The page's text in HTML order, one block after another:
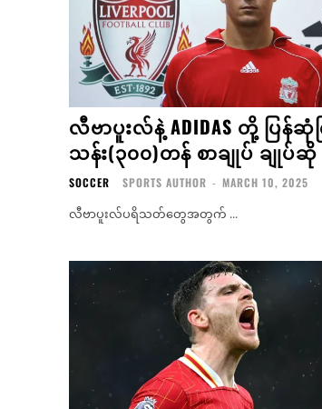
လီဗာပူးလ်နဲ့ ADIDAS တို့ ပြန်ဆုံက
သန်း(၃၀၀)တန် စာချုပ် ချုပ်ဆို
SOCCER SPORTS AUTHOR - MARCH 10, 2025
လီဗာပူးလ်ပရိသတ်တွေအတွက် ...